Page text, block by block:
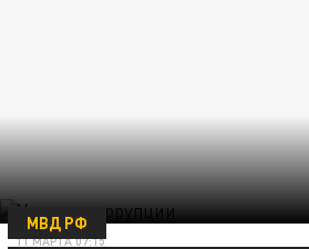
МВД РФ
11 МАРТА 07:15